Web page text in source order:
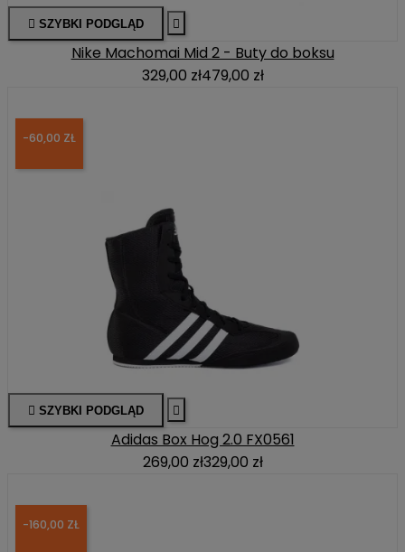
 SZYBKI PODGLĄD 
Nike Machomai Mid 2 - Buty do boksu
329,00 zł479,00 zł
-60,00 ZŁ
 SZYBKI PODGLĄD 
Adidas Box Hog 2.0 FX0561
269,00 zł329,00 zł
-160,00 ZŁ